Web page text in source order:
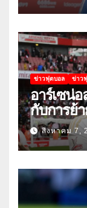
ข่าวฟุตบอล ข่าว
อาร์เซน่
กับการย้
สิงหาคม 7,